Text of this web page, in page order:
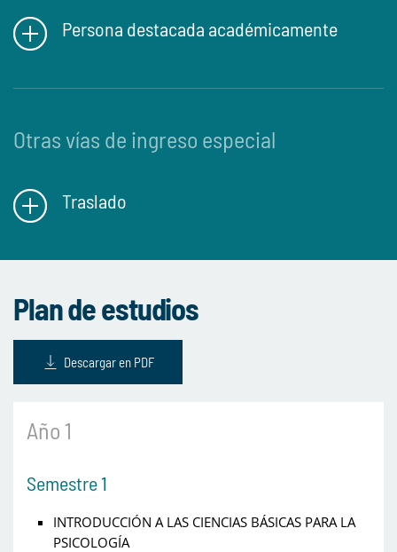
Persona destacada académicamente
Otras vías de ingreso especial
Traslado
Plan de estudios
Descargar en PDF
Año 1
Semestre 1
INTRODUCCIÓN A LAS CIENCIAS BÁSICAS PARA LA
PSICOLOGÍA